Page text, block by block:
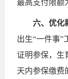
最高支付限额
六、优化
出生“一件事”
证明参保，生
天内参保缴费